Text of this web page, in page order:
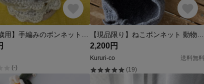
(-)
2,200円
Kururi-co
送料無料
(19)